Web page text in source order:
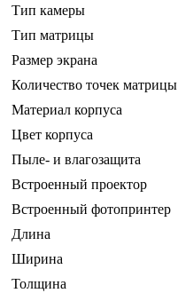
Тип камеры
Тип матрицы
Размер экрана
Количество точек матрицы
Материал корпуса
Цвет корпуса
Пыле- и влагозащита
Встроенный проектор
Встроенный фотопринтер
Длина
Ширина
Толщина